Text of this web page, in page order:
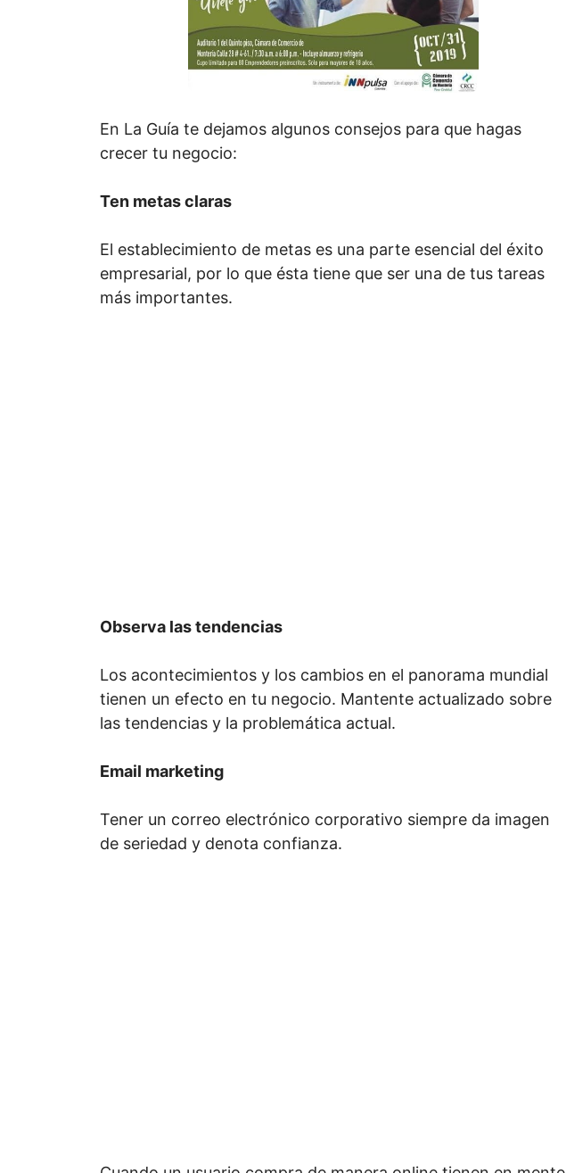
En La Guía te dejamos algunos consejos para que hagas
crecer tu negocio:
Ten metas claras
El establecimiento de metas es una parte esencial del éxito
empresarial, por lo que ésta tiene que ser una de tus tareas
más importantes.
Observa las tendencias
Los acontecimientos y los cambios en el panorama mundial
tienen un efecto en tu negocio. Mantente actualizado sobre
las tendencias y la problemática actual.
Email marketing
Tener un correo electrónico corporativo siempre da imagen
de seriedad y denota confianza.